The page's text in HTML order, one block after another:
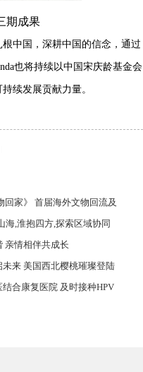
期成果
中国，深耕中国的信念，通过
也将持续以中国宋庆龄基金会
续发展贡献力量。
回家》 首届海外文物回流及
海,淮抱四方,探索区域协同
亲情相伴共成长
来 美国西北樱桃璀璨登陆
合康复医院 及时接种HPV